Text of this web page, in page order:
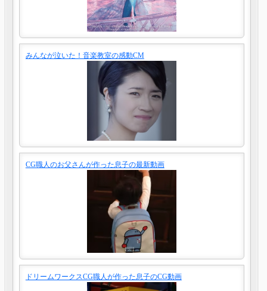
みんなが泣いた！音楽教室の感動CM
CG職人のお父さんが作った息子の最新動画
ドリームワークスCG職人が作った息子のCG動画